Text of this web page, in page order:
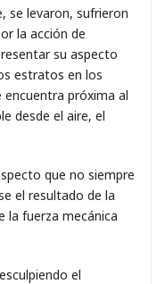
se levaron, sufrieron
la acción de
su aspecto
estratos en los
encuentra próxima al
desde el aire, el
que no siempre
el resultado de la
la fuerza mecánica
el